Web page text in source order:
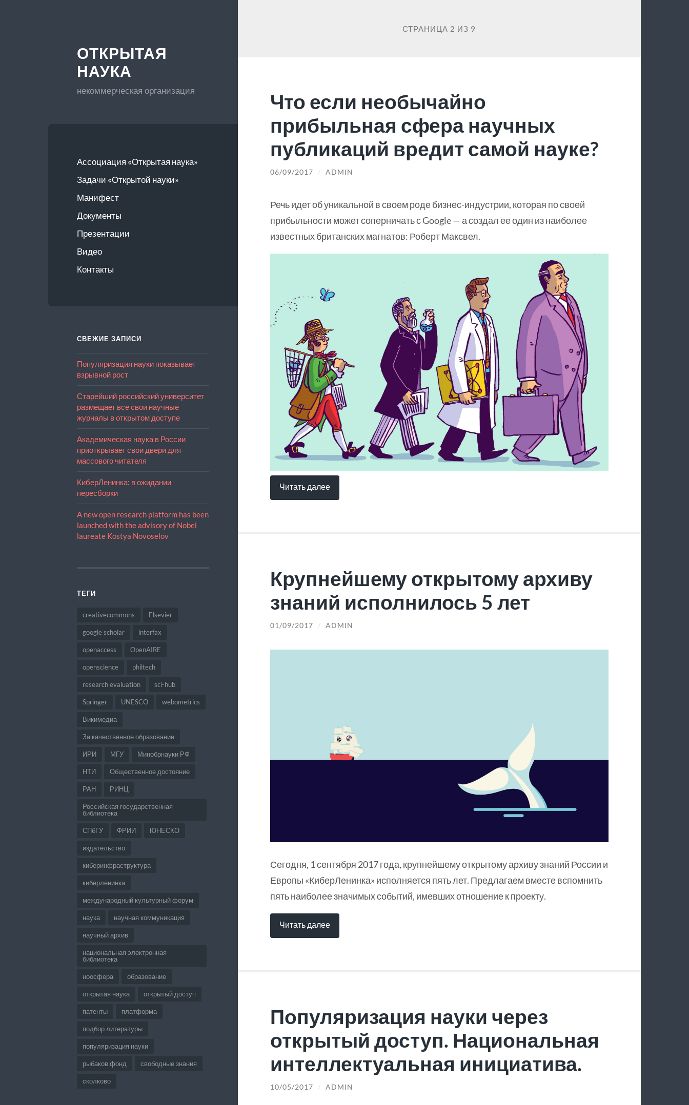
ОТКРЫТАЯ
НАУКА
некоммерческая организация
Ассоциация «Открытая наука»
Задачи «Открытой науки»
Манифест
Документы
Презентации
Видео
Контакты
СВЕЖИЕ ЗАПИСИ
Популяризация науки показывает
взрывной рост
Старейший российский университет
размещает все свои научные
журналы в открытом доступе
Академическая наука в России
приоткрывает свои двери для
массового читателя
КиберЛенинка: в ожидании
пересборки
A new open research platform has been
launched with the advisory of Nobel
laureate Kostya Novoselov
ТЕГИ
creativecommons Elsevier
google scholar interfax
openaccess OpenAIRE
openscience philtech
research evaluation sci-hub
Springer UNESCO webometrics
Викимедиа
За качественное образование
ИРИ МГУ Минобрнауки РФ
НТИ Общественное достояние
РАН РИНЦ
Российская государственная
библиотека
СПбГУ ФРИИ ЮНЕСКО
издательство
киберинфраструктура
киберленинка
международный культурный форум
наука научная коммуникация
научный архив
национальная электронная
библиотека
ноосфера образование
открытая наука открытый доступ
патенты платформа
подбор литературы
популяризация науки
рыбаков фонд свободные знания
сколково
СТРАНИЦА 2 ИЗ 9
Что если необычайно
прибыльная сфера научных
публикаций вредит самой науке?
06/09/2017 / ADMIN
Речь идет об уникальной в своем роде бизнес-индустрии, которая по своей
прибыльности может соперничать с Google — а создал ее один из наиболее
известных британских магнатов: Роберт Максвел.
Читать далее
Крупнейшему открытому архиву
знаний исполнилось 5 лет
01/09/2017 / ADMIN
Сегодня, 1 сентября 2017 года, крупнейшему открытому архиву знаний России и
Европы «КиберЛенинка» исполняется пять лет. Предлагаем вместе вспомнить
пять наиболее значимых событий, имевших отношение к проекту.
Читать далее
Популяризация науки через
открытый доступ. Национальная
интеллектуальная инициатива.
10/05/2017 / ADMIN